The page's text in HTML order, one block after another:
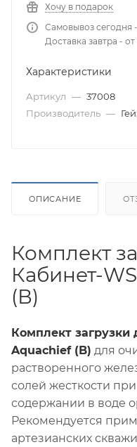
Хочу в подарок
Самовывоз сегодня
Доставка завтра -
Характеристики
Артикул — 37008
Производитель —
ОПИСАНИЕ
Комплект
Кабинет-
(В)
Комплект загрузки
Aquachief (B) для
растворенного
солей жесткости
содержании в воде
Рекомендуется
артезианских